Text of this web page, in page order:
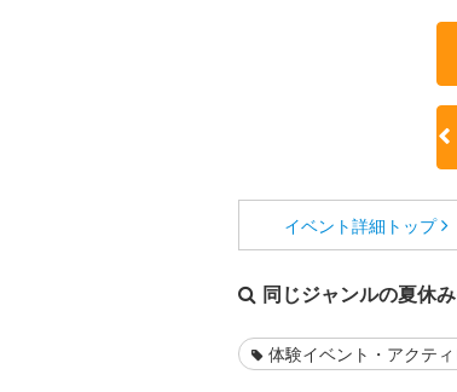
イベント詳細 トップ
同じジャンルの夏休
体験イベント・アクティ